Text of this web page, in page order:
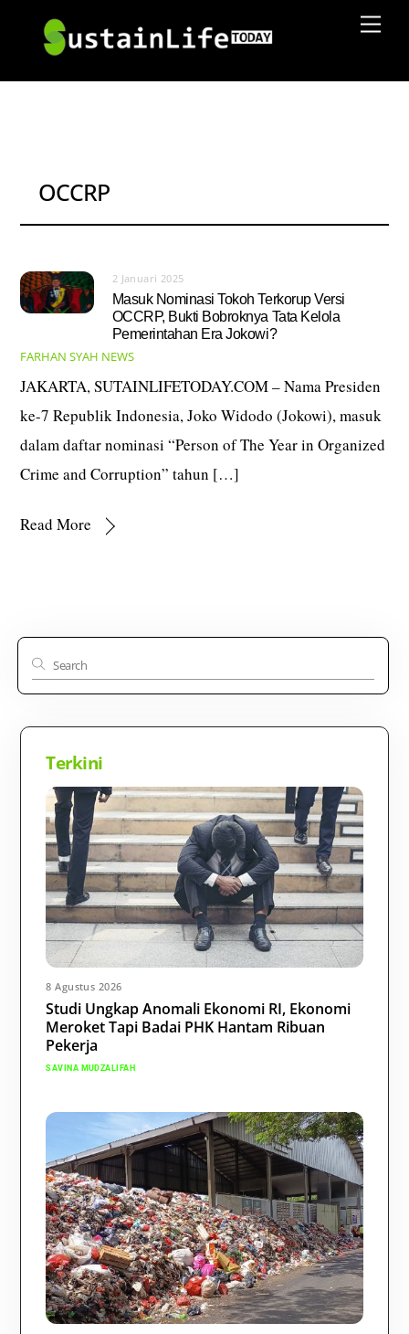
content
OCCRP
2 Januari 2025
Masuk Nominasi Tokoh Terkorup Versi
OCCRP, Bukti Bobroknya Tata Kelola
Pemerintahan Era Jokowi?
FARHAN SYAH NEWS
JAKARTA, SUTAINLIFETODAY.COM – Nama Presiden
ke-7 Republik Indonesia, Joko Widodo (Jokowi), masuk
dalam daftar nominasi “Person of The Year in Organized
Crime and Corruption” tahun […]
Read More
Terkini
8 Agustus 2026
Studi Ungkap Anomali Ekonomi RI, Ekonomi
Meroket Tapi Badai PHK Hantam Ribuan
Pekerja
SAVINA MUDZALIFAH